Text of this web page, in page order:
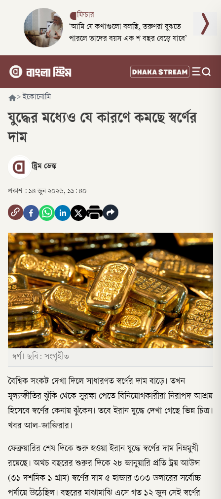
ফিচার
‘আমি যে কথাগুলো বলছি, তরুণরা বুঝতে
পারলে তাদের বয়স এক শ বছর বেড়ে যাবে’
> ইকোনোমি
যুদ্ধের মধ্যেও যে কারণে কমছে স্বর্ণের
দাম
স্ট্রিম ডেস্ক
প্রকাশ : ১৪ জুন ২০২৬, ১১: ৪০
স্বর্ণ। ছবি: সংগৃহীত
বৈশ্বিক সংকট দেখা দিলে সাধারণত স্বর্ণের দাম বাড়ে। তখন
মূল্যস্ফীতির ঝুঁকি থেকে সুরক্ষা পেতে বিনিয়োগকারীরা নিরাপদ আশ্রয়
হিসেবে স্বর্ণের কেনায় ঝুঁকেন। তবে ইরান যুদ্ধে দেখা গেছে ভিন্ন চিত্র।
খবর আল-জাজিরার।
ফেব্রুয়ারির শেষ দিকে শুরু হওয়া ইরান যুদ্ধে স্বর্ণের দাম নিম্নমুখী
রয়েছে। অথচ বছরের শুরুর দিকে ২৮ জানুয়ারি প্রতি ট্রয় আউন্স
(৩১ দশমিক ১ গ্রাম) স্বর্ণের দাম ৫ হাজার ৩০৩ ডলারের সর্বোচ্চ
পর্যায়ে উঠেছিল। বছরের মাঝামাঝি এসে গত ১২ জুন সেই স্বর্ণের